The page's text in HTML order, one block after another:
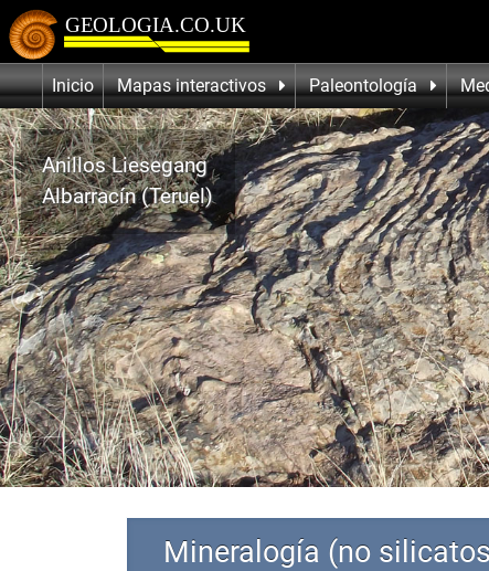
Inicio Mapas interactivos Paleontología
Anillos Liesegang
Albarracín (Teruel)
Mineralogía (no